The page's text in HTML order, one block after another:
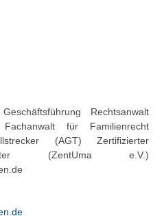
Rechtsanwalt
für Familienrecht
(AGT) Zertifizierter
(ZentUma e.V.)